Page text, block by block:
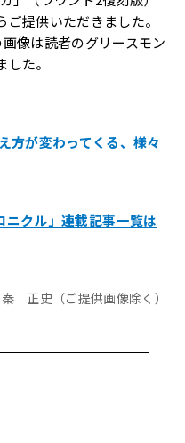
提供いただきました。
像は読者のグリースモン
た。
方が変わってくる、様々
ニクル」連載記事一覧は
正史（ご提供画像除く）